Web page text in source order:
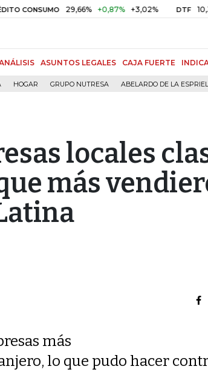
29,66% +0,87% +3,02% DTF 10,34%
ASUNTOS LEGALES CAJA FUERTE
HOGAR GRUPO NUTRESA ABELARDO DE LA
locales
más
más
lo que pudo hacer